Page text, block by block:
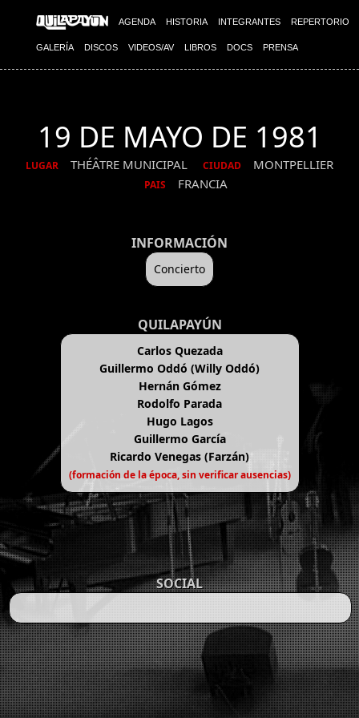
AGENDA HISTORIA INTEGRANTES REPERTORIO
GALERÍA DISCOS VIDEOS/AV LIBROS DOCS PRENSA
19 DE MAYO DE 1981
LUGAR THÉÂTRE MUNICIPAL CIUDAD MONTPELLIER
PAIS FRANCIA
INFORMACIÓN
Concierto
QUILAPAYÚN
Carlos Quezada
Guillermo Oddó (Willy Oddó)
Hernán Gómez
Rodolfo Parada
Hugo Lagos
Guillermo García
Ricardo Venegas (Farzán)
(formación de la época, sin verificar ausencias)
SOCIAL